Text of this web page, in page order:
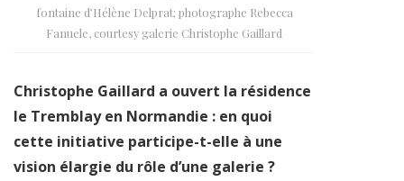
fontaine d’Hélène Delprat; photographe Rebecca
Fanuele, courtesy galerie Christophe Gaillard
Christophe Gaillard a ouvert la résidence
le Tremblay en Normandie : en quoi
cette initiative participe-t-elle à une
vision élargie du rôle d’une galerie ?